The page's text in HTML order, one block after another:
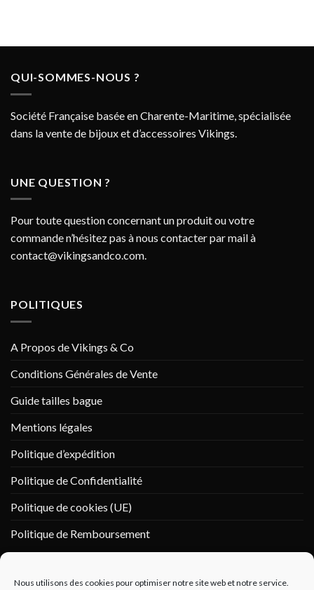
Nous utilisons des cookies pour optimiser notre site web et notre service.
QUI-SOMMES-NOUS ?
Société Française basée en Charente-Maritime, spécialisée
dans la vente de bijoux et d’accessoires Vikings.
UNE QUESTION ?
Pour toute question concernant un produit ou votre
commande n’hésitez pas à nous contacter par mail à
contact@vikingsandco.com.
POLITIQUES
A Propos de Vikings & Co
Conditions Générales de Vente
Guide tailles bague
Mentions légales
Politique d’expédition
Politique de Confidentialité
Politique de cookies (UE)
Politique de Remboursement